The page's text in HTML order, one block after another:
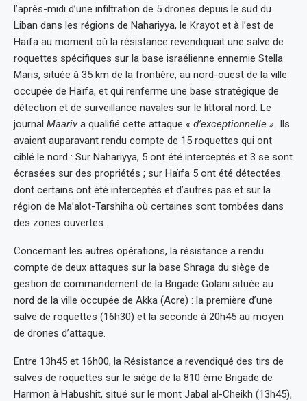
l’après-midi d’une infiltration de 5 drones depuis le sud du
Liban dans les régions de Nahariyya, le Krayot et à l’est de
Haïfa au moment où la résistance revendiquait une salve de
roquettes spécifiques sur la base israélienne ennemie Stella
Maris, située à 35 km de la frontière, au nord-ouest de la ville
occupée de Haïfa, et qui renferme une base stratégique de
détection et de surveillance navales sur le littoral nord. Le
journal Maariva qualifié cette attaque « d’exceptionnelle ». Ils
avaient auparavant rendu compte de 15 roquettes qui ont
ciblé le nord : Sur Nahariyya, 5 ont été interceptés et 3 se sont
écrasées sur des propriétés ; sur Haïfa 5 ont été détectées
dont certains ont été interceptés et d’autres pas et sur la
région de Ma’alot-Tarshiha où certaines sont tombées dans
des zones ouvertes.
Concernant les autres opérations, la résistance a rendu
compte de deux attaques sur la base Shraga du siège de
gestion de commandement de la Brigade Golani située au
nord de la ville occupée de Akka (Acre) : la première d’une
salve de roquettes (16h30) et la seconde à 20h45 au moyen
de drones d’attaque.
Entre 13h45 et 16h00, la Résistance a revendiqué des tirs de
salves de roquettes sur le siège de la 810 ème Brigade de
Harmon à Habushit, situé sur le mont Jabal al-Cheikh (13h45),